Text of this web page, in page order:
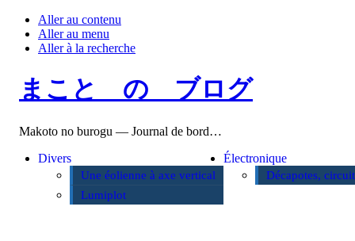
Aller au contenu
Aller au menu
Aller à la recherche
まこと の ブログ
Makoto no burogu — Journal de bord…
Divers
Une éolienne à axe vertical
Lumiplot
Électronique
Décapotes,